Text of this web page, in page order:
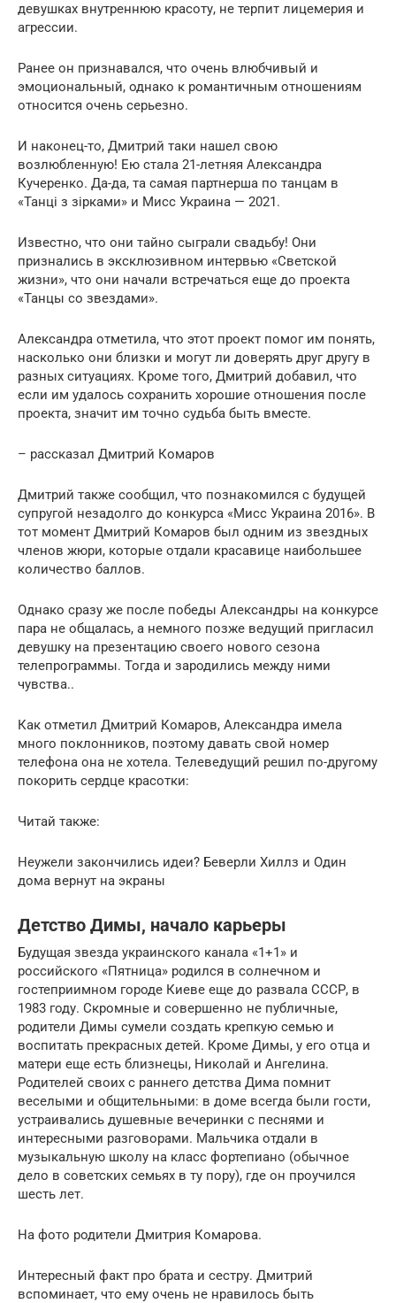
девушках внутреннюю красоту, не терпит лицемерия и
агрессии.
Ранее он признавался, что очень влюбчивый и
эмоциональный, однако к романтичным отношениям
относится очень серьезно.
И наконец-то, Дмитрий таки нашел свою
возлюбленную! Ею стала 21-летняя Александра
Кучеренко. Да-да, та самая партнерша по танцам в
«Танці з зірками» и Мисс Украина — 2021.
Известно, что они тайно сыграли свадьбу! Они
признались в эксклюзивном интервью «Светской
жизни», что они начали встречаться еще до проекта
«Танцы со звездами».
Александра отметила, что этот проект помог им понять,
насколько они близки и могут ли доверять друг другу в
разных ситуациях. Кроме того, Дмитрий добавил, что
если им удалось сохранить хорошие отношения после
проекта, значит им точно судьба быть вместе.
– рассказал Дмитрий Комаров
Дмитрий также сообщил, что познакомился с будущей
супругой незадолго до конкурса «Мисс Украина 2016». В
тот момент Дмитрий Комаров был одним из звездных
членов жюри, которые отдали красавице наибольшее
количество баллов.
Однако сразу же после победы Александры на конкурсе
пара не общалась, а немного позже ведущий пригласил
девушку на презентацию своего нового сезона
телепрограммы. Тогда и зародились между ними
чувства..
Как отметил Дмитрий Комаров, Александра имела
много поклонников, поэтому давать свой номер
телефона она не хотела. Телеведущий решил по-другому
покорить сердце красотки:
Читай также:
Неужели закончились идеи? Беверли Хиллз и Один
дома вернут на экраны
Детство Димы, начало карьеры
Будущая звезда украинского канала «1+1» и
российского «Пятница» родился в солнечном и
гостеприимном городе Киеве еще до развала СССР, в
1983 году. Скромные и совершенно не публичные,
родители Димы сумели создать крепкую семью и
воспитать прекрасных детей. Кроме Димы, у его отца и
матери еще есть близнецы, Николай и Ангелина.
Родителей своих с раннего детства Дима помнит
веселыми и общительными: в доме всегда были гости,
устраивались душевные вечеринки с песнями и
интересными разговорами. Мальчика отдали в
музыкальную школу на класс фортепиано (обычное
дело в советских семьях в ту пору), где он проучился
шесть лет.
На фото родители Дмитрия Комарова.
Интересный факт про брата и сестру. Дмитрий
вспоминает, что ему очень не нравилось быть